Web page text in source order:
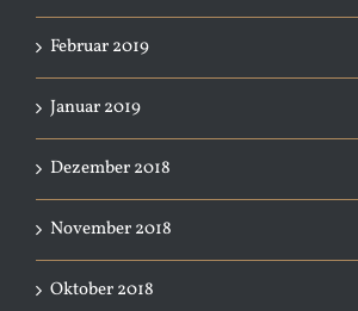
Februar 2019
Januar 2019
Dezember 2018
November 2018
Oktober 2018